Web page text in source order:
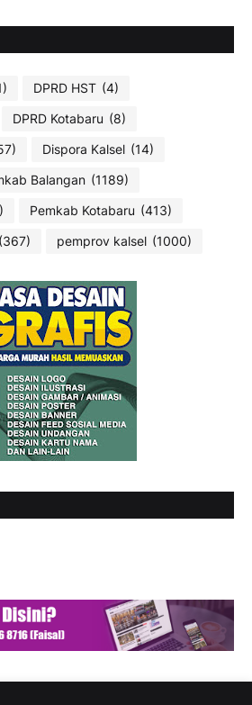
DPRD HST (4)
DPRD Kotabaru (8)
Dispora Kalsel (14)
Balangan (1189)
Pemkab Kotabaru (413)
(367) pemprov kalsel (1000)